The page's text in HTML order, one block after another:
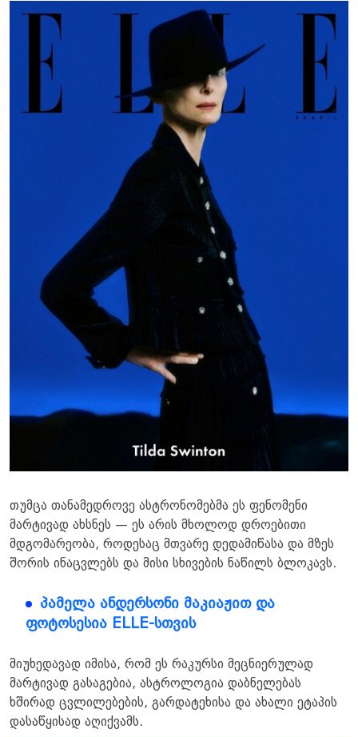
თუმცა თანამედროვე ასტრონომებმა ეს ფენომენი
მარტივად ახსნეს — ეს არის მხოლოდ დროებითი
მდგომარეობა, როდესაც მთვარე დედამიწასა და მზეს
შორის ინაცვლებს და მისი სხივების ნაწილს ბლოკავს.
პამელა ანდერსონი მაკიაჟით და
ფოტოსესია ELLE-სთვის
მიუხედავად იმისა, რომ ეს რაკურსი მეცნიერულად
მარტივად გასაგებია, ასტროლოგია დაბნელებას
ხშირად ცვლილებების, გარდატეხისა და ახალი ეტაპის
დასაწყისად აღიქვამს.